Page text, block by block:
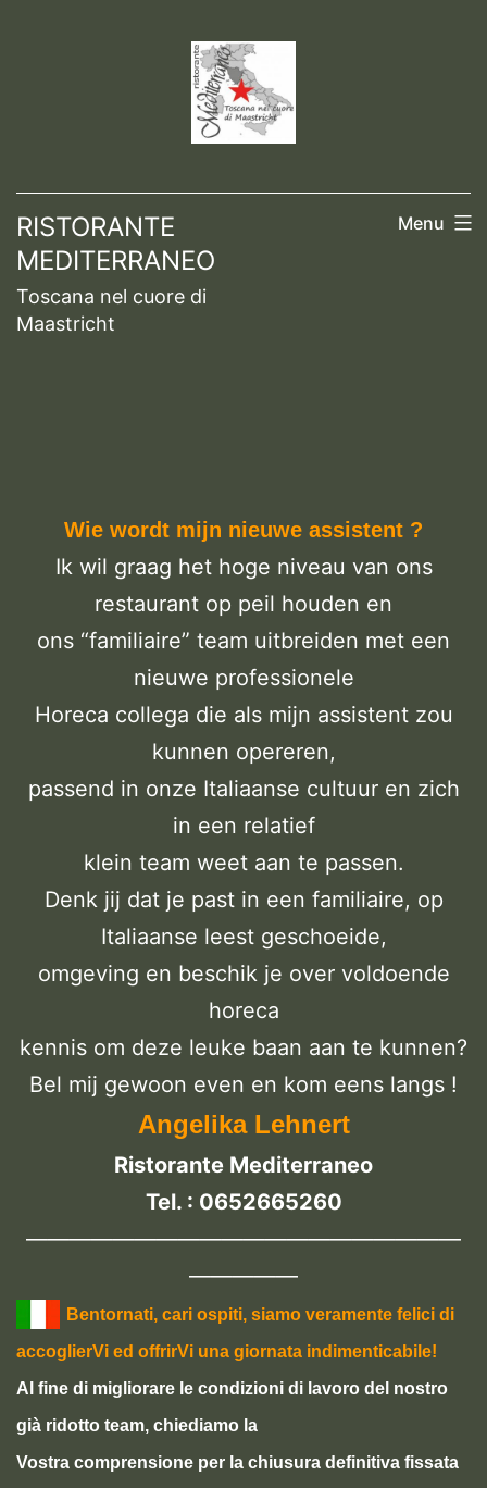
RISTORANTE
MEDITERRANEO
Toscana nel cuore di
Maastricht
Menu
Wie wordt mijn nieuwe assistent ?
Ik wil graag het hoge niveau van ons
restaurant op peil houden en
ons “familiaire” team uitbreiden met een
nieuwe professionele
Horeca collega die als mijn assistent zou
kunnen opereren,
passend in onze Italiaanse cultuur en zich
in een relatief
klein team weet aan te passen.
Denk jij dat je past in een familiaire, op
Italiaanse leest geschoeide,
omgeving en beschik je over voldoende
horeca
kennis om deze leuke baan aan te kunnen?
Bel mij gewoon even en kom eens langs !
Angelika Lehnert
Ristorante Mediterraneo
Tel. : 0652665260
————————————————————
—————
Bentornati, cari ospiti, siamo veramente felici di
accoglierVi ed offrirVi una giornata indimenticabile!
Al fine di migliorare le condizioni di lavoro del nostro
già ridotto team, chiediamo la
Vostra comprensione per la chiusura definitiva fissata